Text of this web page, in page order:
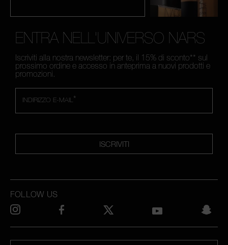
ENTRA NELL'UNIVERSO NARS
Iscriviti alla nostra newsletter: per te, il 15% di sconto** sul
prossimo ordine e accesso in anteprima a nuovi prodotti e
promozioni.
*
INDIRIZZO E-MAIL
ISCRIVITI
FOLLOW US